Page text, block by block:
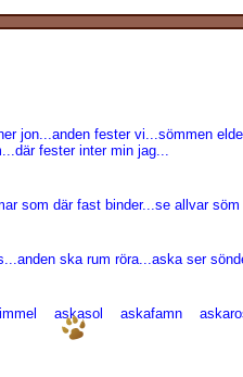
jon...anden fester vi...sömmen
fester inter min jag...
som där fast binder...se allvar
ska rum röra...aska ser
askasol askafamn